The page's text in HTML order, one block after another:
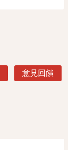
意見回饋